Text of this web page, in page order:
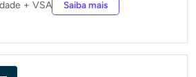
+ VSA Saiba mais